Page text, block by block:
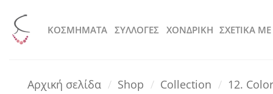
στο
περιεχόμενο
KOΣΜΗΜΑΤΑ ΣΥΛΛΟΓΕΣ ΧΟΝΔΡΙΚΗ ΣΧΕΤΙΚΑ
Αρχική σελίδα / Shop / Collection / 12.